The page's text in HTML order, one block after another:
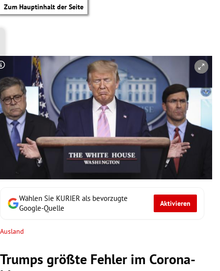
Zum Hauptinhalt der Seite
Untermenü
Untermenü
Untermenü
Wählen Sie KURIER als bevorzugte
Google-Quelle
Aktivieren
Ausland
Trumps größte Fehler im Corona-
Copyright-Hinweis öffnen/schließen